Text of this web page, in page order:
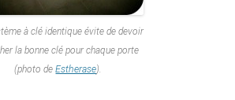
à clé identique évite de devoir
la bonne clé pour chaque porte
(photo deEstherase).